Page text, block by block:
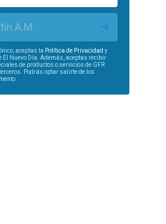
A.M.
aceptas la Política de Privacidad y
El Nuevo Día. Además, aceptas recibir
de productos o servicios de GFR
Podrás optar salirte de los